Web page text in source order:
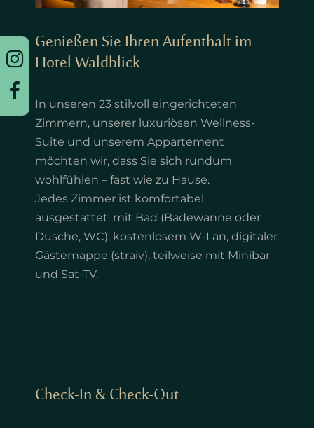
Genießen Sie Ihren Aufenthalt im
Hotel Waldblick
In unseren 23 stilvoll eingerichteten
Zimmern, unserer luxuriösen Wellness-
Suite und unserem Appartement
möchten wir, dass Sie sich rundum
wohlfühlen – fast wie zu Hause.
Jedes Zimmer ist komfortabel
ausgestattet: mit Bad (Badewanne oder
Dusche, WC), kostenlosem W-Lan, digitaler
Gästemappe (straiv), teilweise mit Minibar
und Sat-TV.
Check-In & Check-Out